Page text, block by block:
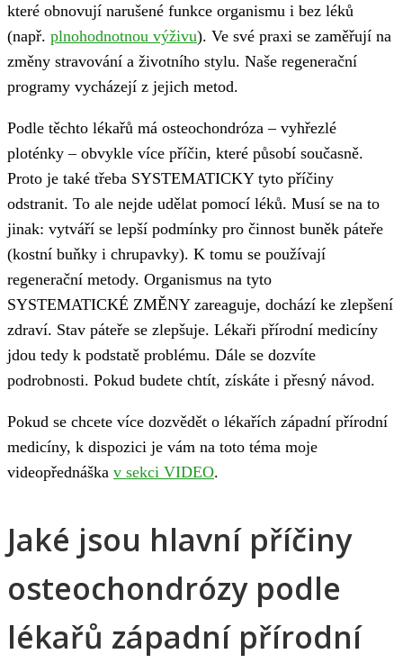
které obnovují narušené funkce organismu i bez léků
(např. plnohodnotnou výživu). Ve své praxi se zaměřují na
změny stravování a životního stylu. Naše regenerační
programy vycházejí z jejich metod.
Podle těchto lékařů má osteochondróza – vyhřezlé
ploténky – obvykle více příčin, které působí současně.
Proto je také třeba SYSTEMATICKY tyto příčiny
odstranit. To ale nejde udělat pomocí léků. Musí se na to
jinak: vytváří se lepší podmínky pro činnost buněk páteře
(kostní buňky i chrupavky). K tomu se používají
regenerační metody. Organismus na tyto
SYSTEMATICKÉ ZMĚNY zareaguje, dochází ke zlepšení
zdraví. Stav páteře se zlepšuje. Lékaři přírodní medicíny
jdou tedy k podstatě problému. Dále se dozvíte
podrobnosti. Pokud budete chtít, získáte i přesný návod.
Pokud se chcete více dozvědět o lékařích západní přírodní
medicíny, k dispozici je vám na toto téma moje
videopřednáška v sekci VIDEO.
Jaké jsou hlavní příčiny
osteochondrózy podle
lékařů západní přírodní